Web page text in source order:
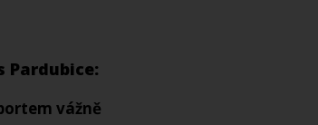
vážně